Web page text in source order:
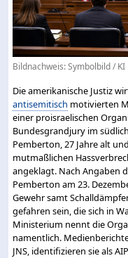
Bildnachweis: Symbolbild / KI
Die amerikanische Justiz
antisemitisch motivierten
einer proisraelischen
Bundesgrandjury im
Pemberton, 27 Jahre alt
mutmaßlichen
angeklagt. Nach Angaben
Pemberton am 23.
Gewehr samt
gefahren sein, die sich in
Ministerium nennt die
namentlich.
JNS, identifizieren sie als